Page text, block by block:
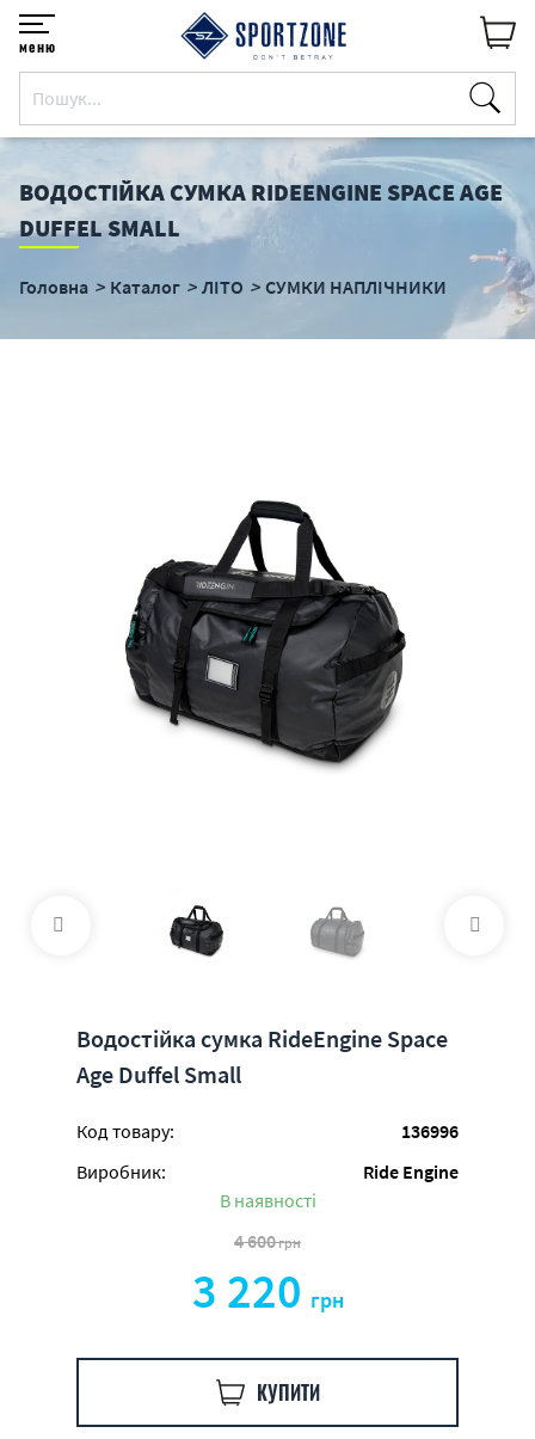
меню
ВОДОСТІЙКА СУМКА RIDEENGINE SPACE AGE
DUFFEL SMALL
Головна Каталог ЛІТО СУМКИ НАПЛІЧНИКИ
Водостійка сумка RideEngine Space
Age Duffel Small
Код товару:
136996
Виробник:
Ride Engine
В наявності
4 600грн
3 220 грн
КУПИТИ